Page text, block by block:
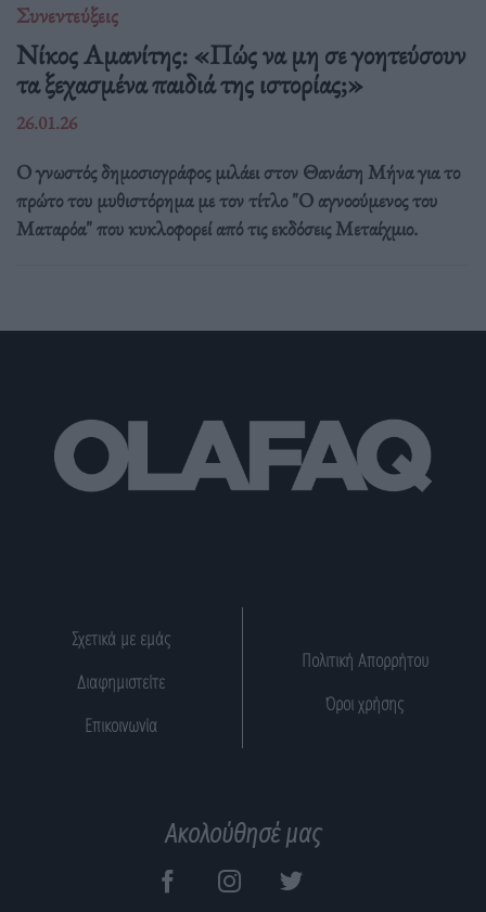
Συνεντεύξεις
Νίκος Αμανίτης: «Πώς να μη σε γοητεύσουν
τα ξεχασμένα παιδιά της ιστορίας;»
26.01.26
Ο γνωστός δημοσιογράφος μιλάει στον Θανάση Μήνα για το
πρώτο του μυθιστόρημα με τον τίτλο "Ο αγνοούμενος του
Ματαρόα" που κυκλοφορεί από τις εκδόσεις Μεταίχμιο.
Σχετικά με εμάς
Διαφημιστείτε
Επικοινωνία
Πολιτική Απορρήτου
Όροι χρήσης
Ακολούθησέ μας